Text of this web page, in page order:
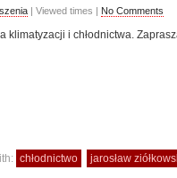
| Viewed times | No Comments
klimatyzacji i chłodnictwa.
chłodnictwo jarosław